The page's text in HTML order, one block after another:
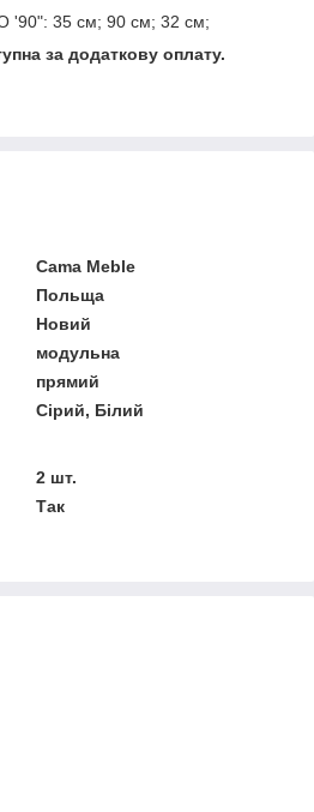
'90": 35 см; 90 см; 32 см;
за додаткову оплату.
Cama Meble
Польща
Новий
модульна
прямий
Сірий, Білий
2 шт.
Так